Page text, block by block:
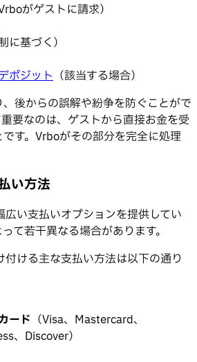
Vrboがゲストに請求）
に基づく）
ポジット （該当する場合）
後からの誤解や紛争を防ぐことがで
要なのは、ゲストから直接お金を受
す。Vrboがその部分を完全に処理
い方法
い支払いオプションを提供してい
て若干異なる場合があります。
ける主な支払い方法は以下の通り
ード （Visa、Mastercard、
、Discover）